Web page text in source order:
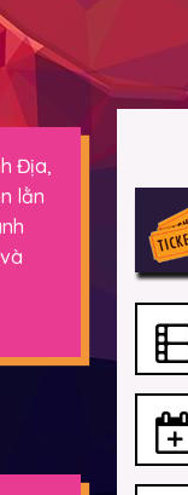
Địa,
lằn